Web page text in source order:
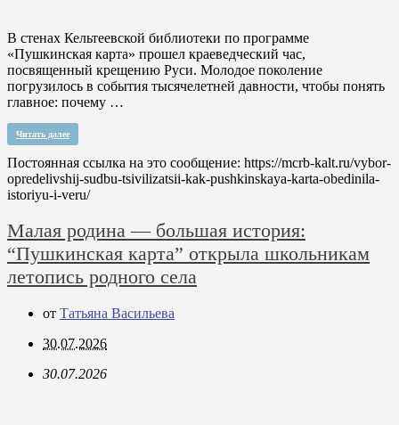
В стенах Кельтеевской библиотеки по программе
«Пушкинская карта» прошел краеведческий час,
посвященный крещению Руси. Молодое поколение
погрузилось в события тысячелетней давности, чтобы понять
главное: почему …
Читать далее
Постоянная ссылка на это сообщение: https://mcrb-kalt.ru/vybor-
opredelivshij-sudbu-tsivilizatsii-kak-pushkinskaya-karta-obedinila-
istoriyu-i-veru/
Малая родина — большая история:
“Пушкинская карта” открыла школьникам
летопись родного села
от Татьяна Васильева
30.07.2026
30.07.2026